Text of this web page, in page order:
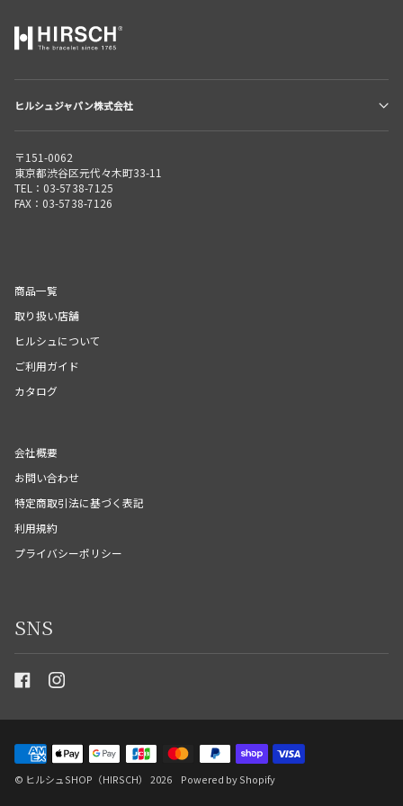
ヒルシュジャパン株式会社
〒151-0062
東京都渋谷区元代々木町33-11
TEL：03-5738-7125
FAX：03-5738-7126
商品一覧
取り扱い店舗
ヒルシュについて
ご利用ガイド
カタログ
会社概要
お問い合わせ
特定商取引法に基づく表記
利用規約
プライバシーポリシー
SNS
© ヒルシュSHOP（HIRSCH） 2026 Powered by Shopify